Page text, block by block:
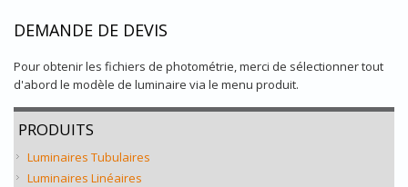
DEMANDE DE DEVIS
Pour obtenir les fichiers de photométrie, merci de sélectionner tout
d'abord le modèle de luminaire via le menu produit.
PRODUITS
Luminaires Tubulaires
Luminaires Linéaires